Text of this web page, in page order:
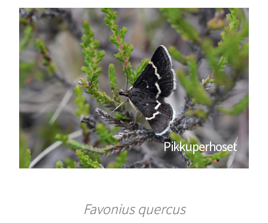
Pikkuperhoset
Favonius quercus